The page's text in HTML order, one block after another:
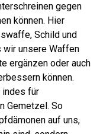
gegen
können. Hier
Schild und
wir unsere Waffen
ergänzen oder auch
können.
indes für
Gemetzel. So
auf uns,